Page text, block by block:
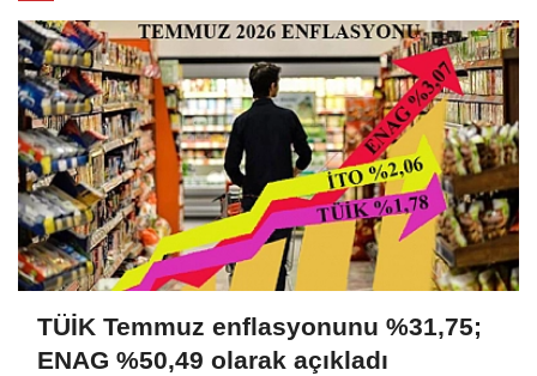
ANASAYFAYA DÖNMEK İÇİN TIKLAYINIZ
İLGINIZI ÇEKEBILIR